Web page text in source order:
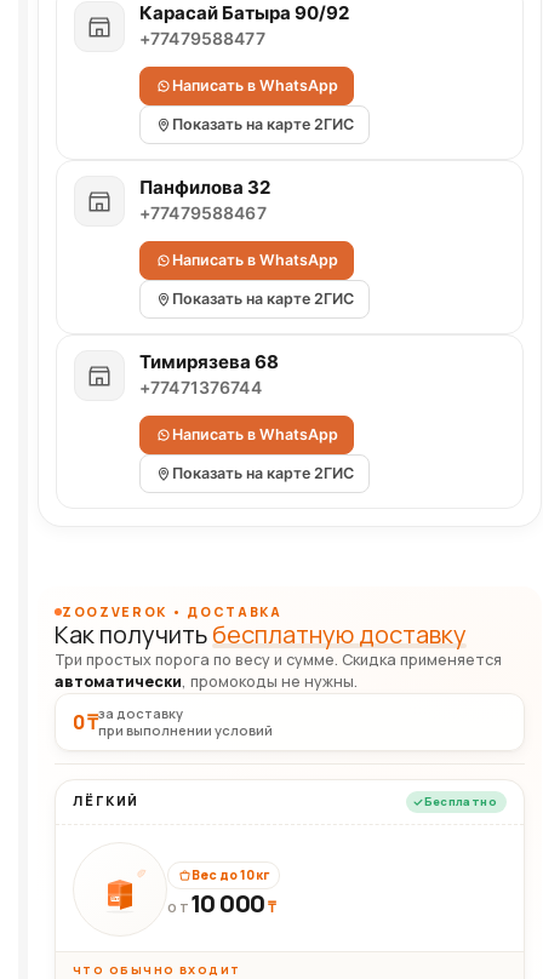
Карасай Батыра 90/92
+77479588477
Написать в WhatsApp
Показать на карте 2ГИС
Панфилова 32
+77479588467
Написать в WhatsApp
Показать на карте 2ГИС
Тимирязева 68
+77471376744
Написать в WhatsApp
Показать на карте 2ГИС
ZOOZVEROK • ДОСТАВКА
Как получитьбесплатную доставку
Три простых порога по весу и сумме. Скидка применяется
автоматически, промокоды не нужны.
0 ₸за доставку
при выполнении условий
ЛЁГКИЙ Бесплатно
10кг
Вес до 10 кг
ОТ 10 000₸
ЧТО ОБЫЧНО ВХОДИТ